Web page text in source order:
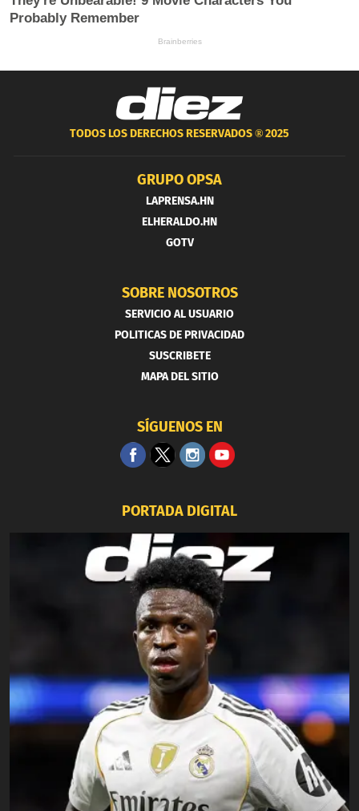
TODOS LOS DERECHOS RESERVADOS ®2025
GRUPO OPSA
LAPRENSA.HN
ELHERALDO.HN
GOTV
SOBRE NOSOTROS
SERVICIO AL USUARIO
POLITICAS DE PRIVACIDAD
SUSCRIBETE
MAPA DEL SITIO
SÍGUENOS EN
PORTADA DIGITAL